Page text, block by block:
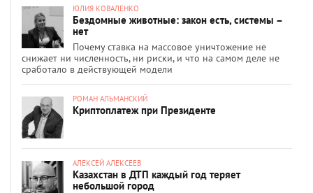
ЮЛИЯ КОВАЛЕНКО
Бездомные животные: закон есть, системы –
нет
Почему ставка на массовое уничтожение не
снижает ни численность, ни риски, и что на самом деле не
сработало в действующей модели
РОМАН АЛЬМАНСКИЙ
Криптоплатеж при Президенте
АЛЕКСЕЙ АЛЕКСЕЕВ
Казахстан в ДТП каждый год теряет
небольшой город